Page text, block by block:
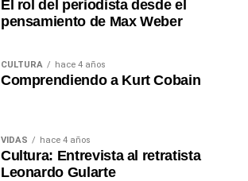
El rol del periodista desde el
pensamiento de Max Weber
CULTURA hace 4 años
Comprendiendo a Kurt Cobain
VIDAS hace 4 años
Cultura: Entrevista al retratista
Leonardo Gularte